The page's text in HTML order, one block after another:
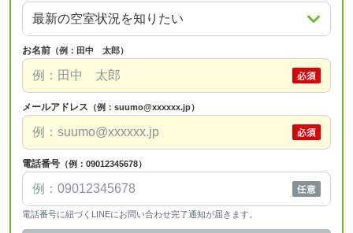
お名前 （例：田中 太郎）
メールアドレス （例：suumo@xxxxxx.jp）
電話番号 （例：09012345678）
電話番号に紐づくLINEにお問い合わせ完了通知が届きます。